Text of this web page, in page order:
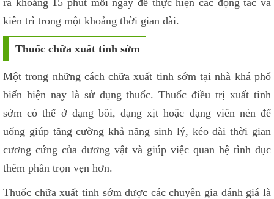
kiên trì trong một khoảng thời gian dài.
Thuốc chữa xuất tinh sớm
Một trong những cách chữa xuất tinh sớm tại nhà khá phổ
biến hiện nay là sử dụng thuốc. Thuốc điều trị xuất tinh
sớm có thể ở dạng bôi, dạng xịt hoặc dạng viên nén để
uống giúp tăng cường khả năng sinh lý, kéo dài thời gian
cương cứng của dương vật và giúp việc quan hệ tình dục
thêm phần trọn vẹn hơn.
Thuốc chữa xuất tinh sớm được các chuyên gia đánh giá là